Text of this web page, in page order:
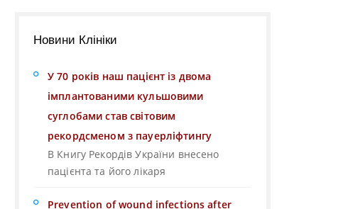
Новини Клініки
У 70 років наш пацієнт із двома
імплантованими кульшовими
суглобами став світовим
рекордсменом з пауерліфтингу
В Книгу Рекордів України внесено
пацієнта та його лікаря
Prevention of wound infections after